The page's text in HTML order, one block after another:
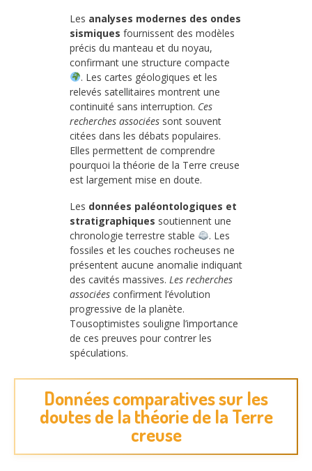
Les analyses modernes des ondes
sismiques fournissent des modèles
précis du manteau et du noyau,
confirmant une structure compacte
. Les cartes géologiques et les
relevés satellitaires montrent une
continuité sans interruption. Ces
recherches associées sont souvent
citées dans les débats populaires.
Elles permettent de comprendre
pourquoi la théorie de la Terre creuse
est largement mise en doute.
Les données paléontologiques et
stratigraphiques soutiennent une
chronologie terrestre stable
. Les
fossiles et les couches rocheuses ne
présentent aucune anomalie indiquant
des cavités massives. Les recherches
associées confirment l’évolution
progressive de la planète.
Tousoptimistes souligne l’importance
de ces preuves pour contrer les
spéculations.
Données comparatives sur les
doutes de la théorie de la Terre
creuse